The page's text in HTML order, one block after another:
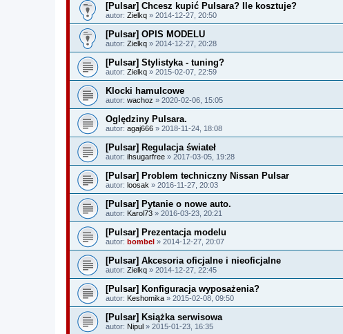
[Pulsar] Chcesz kupić Pulsara? Ile kosztuje?
autor: Zielkq » 2014-12-27, 20:50
[Pulsar] OPIS MODELU
autor: Zielkq » 2014-12-27, 20:28
[Pulsar] Stylistyka - tuning?
autor: Zielkq » 2015-02-07, 22:59
Klocki hamulcowe
autor: wachoz » 2020-02-06, 15:05
Oględziny Pulsara.
autor: agaj666 » 2018-11-24, 18:08
[Pulsar] Regulacja świateł
autor: ihsugarfree » 2017-03-05, 19:28
[Pulsar] Problem techniczny Nissan Pulsar
autor: loosak » 2016-11-27, 20:03
[Pulsar] Pytanie o nowe auto.
autor: Karol73 » 2016-03-23, 20:21
[Pulsar] Prezentacja modelu
autor: bombel » 2014-12-27, 20:07
[Pulsar] Akcesoria oficjalne i nieoficjalne
autor: Zielkq » 2014-12-27, 22:45
[Pulsar] Konfiguracja wyposażenia?
autor: Keshomika » 2015-02-08, 09:50
[Pulsar] Książka serwisowa
autor: Nipul » 2015-01-23, 16:35